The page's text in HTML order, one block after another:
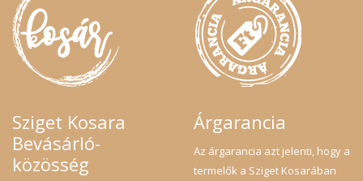
Sziget Kosara
Bevásárló-
közösség
Árgarancia
Az árgarancia azt jelenti, hogy a
termelők a Sziget Kosarában